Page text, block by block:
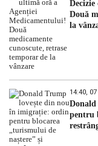
Două
la
14:40,
pentru